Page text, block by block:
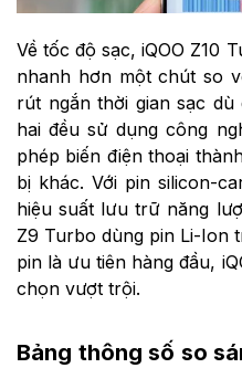
Về tốc độ sạc, iQOO Z10
nhanh hơn một chút so
rút ngắn thời gian sạc
hai đều sử dụng công
phép biến điện thoại
bị khác. Với pin silicon-
hiệu suất lưu trữ năng
Z9 Turbo dùng pin Li-Ion
pin là ưu tiên hàng đầu,
chọn vượt trội.
Bảng thông số so